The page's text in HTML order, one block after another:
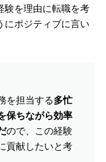
験を理由に転職を考
にポジティブに言い
を担当する多忙
保ちながら効率
ので、この経験
貢献したいと考